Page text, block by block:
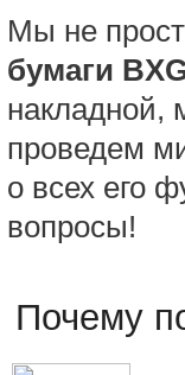
Мы не
бумаги
накладной,
проведем
о всех его
вопросы!
Почему